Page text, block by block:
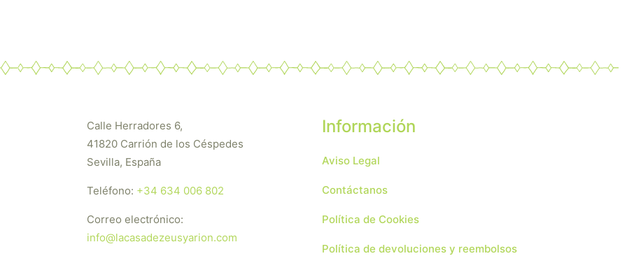
Calle Herradores 6,
41820 Carrión de los Céspedes
Sevilla, España
Teléfono: +34 634 006 802
Correo electrónico:
info@lacasadezeusyarion.com
Información
Aviso Legal
Contáctanos
Política de Cookies
Política de devoluciones y reembolsos